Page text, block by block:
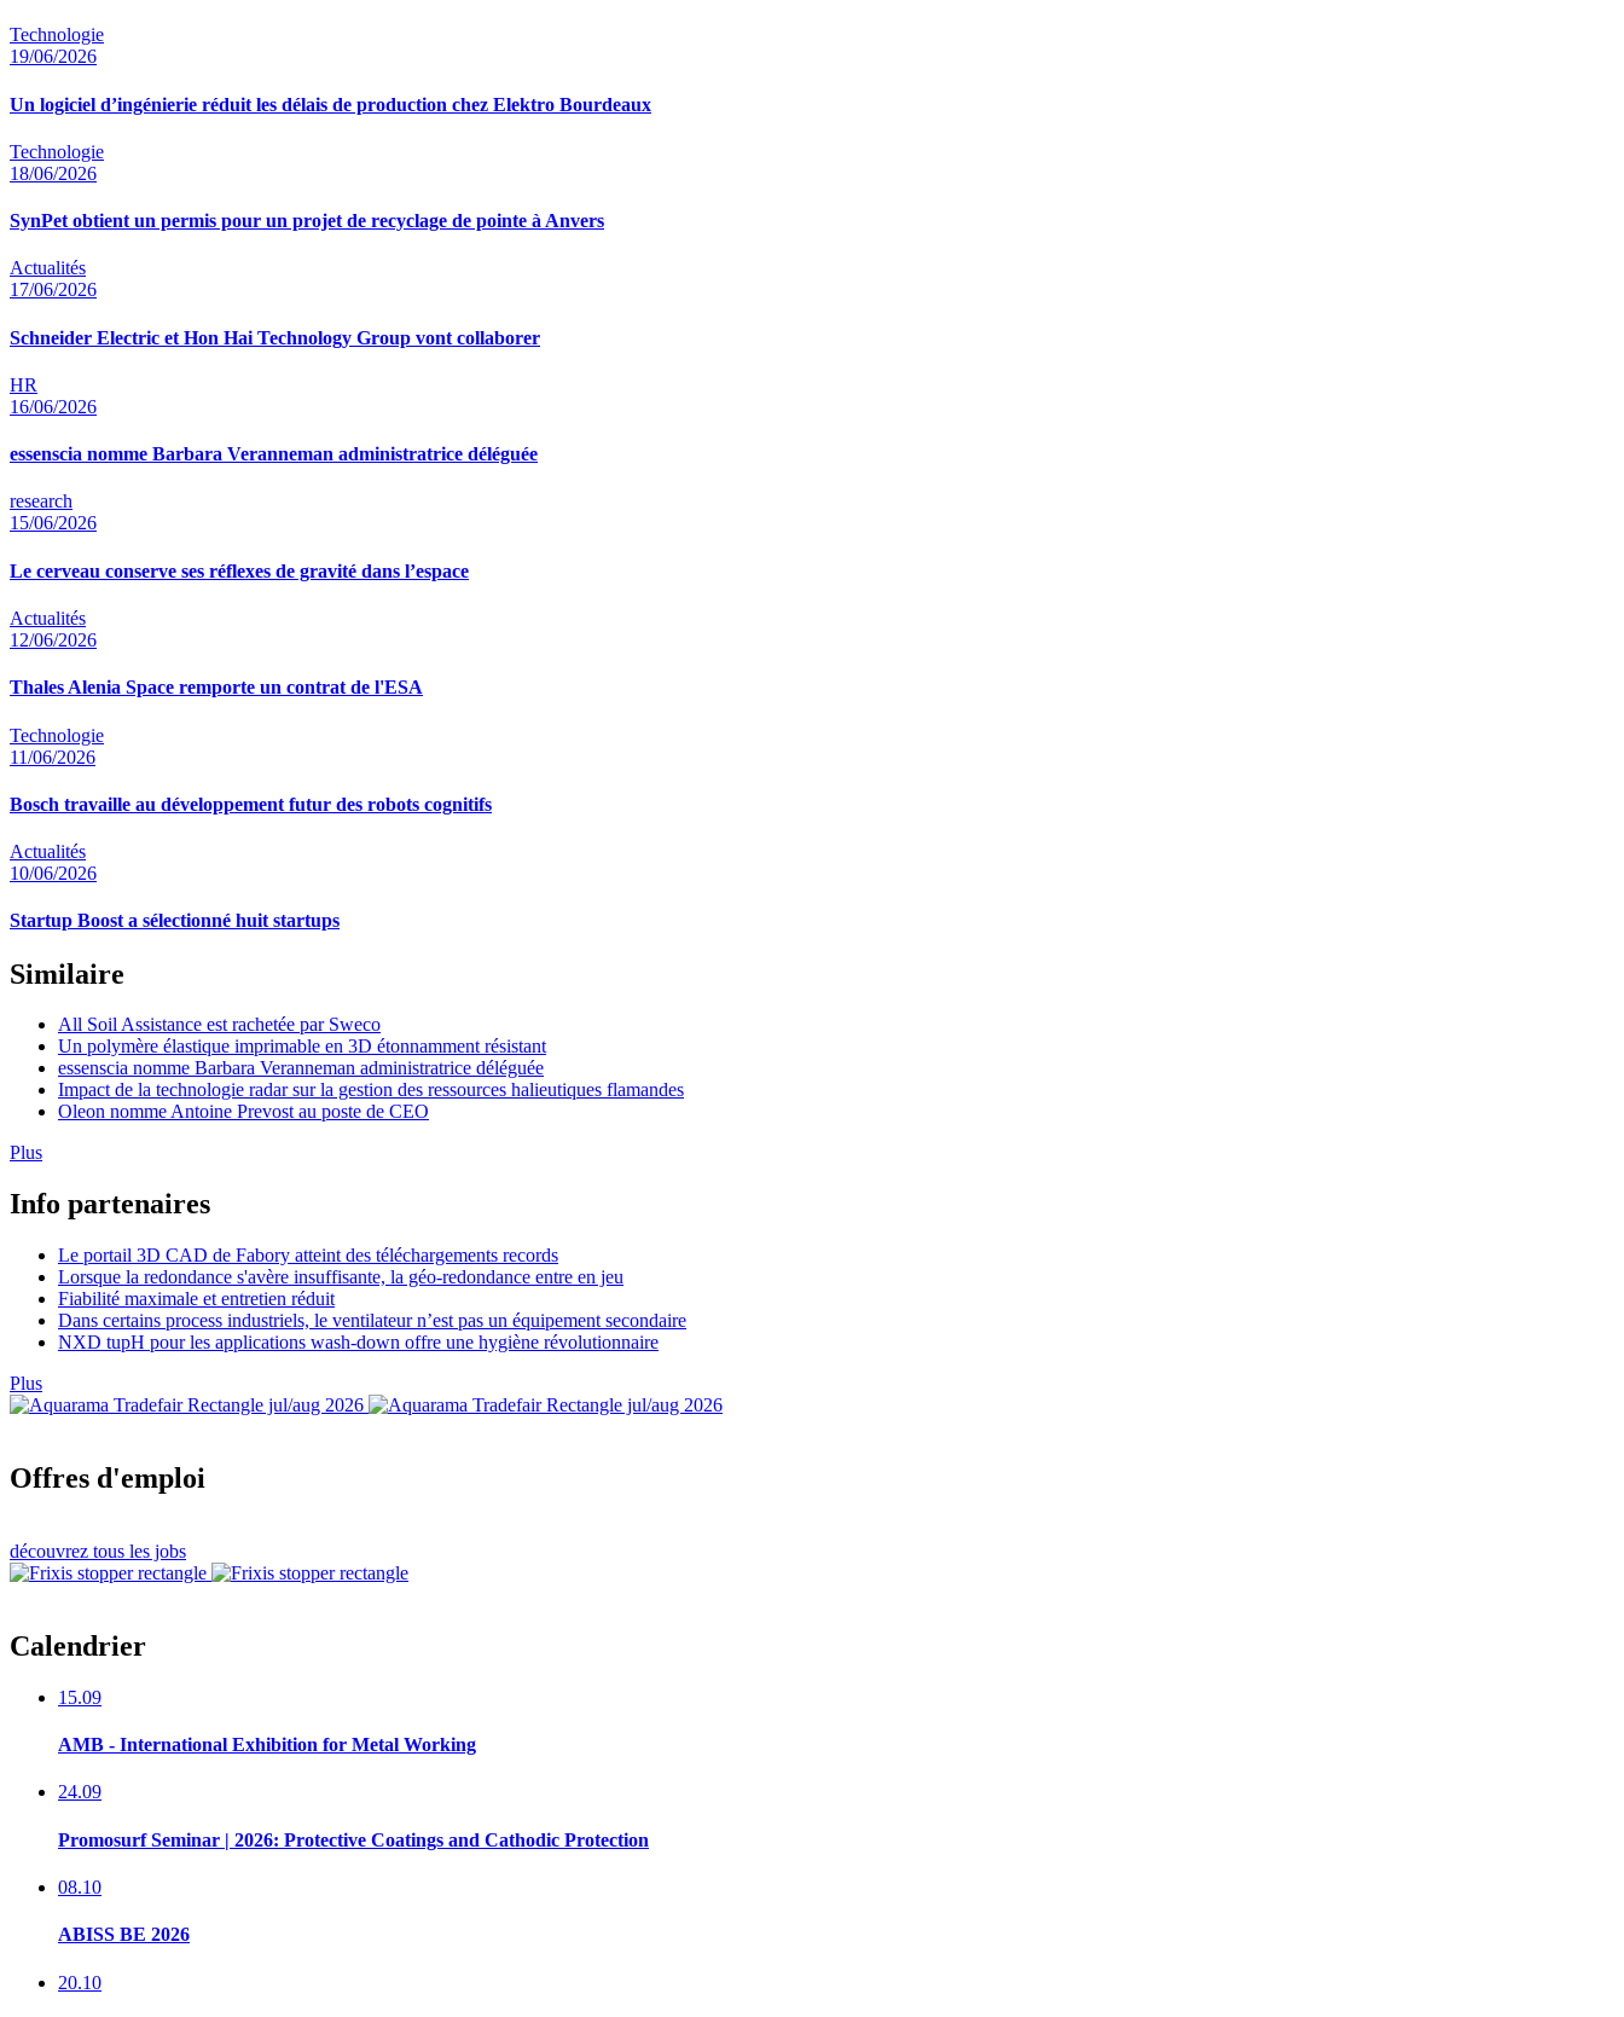
Technologie
19/06/2026
Un logiciel d’ingénierie réduit les délais de production chez Elektro Bourdeaux
Technologie
18/06/2026
SynPet obtient un permis pour un projet de recyclage de pointe à Anvers
Actualités
17/06/2026
Schneider Electric et Hon Hai Technology Group vont collaborer
HR
16/06/2026
essenscia nomme Barbara Veranneman administratrice déléguée
research
15/06/2026
Le cerveau conserve ses réflexes de gravité dans l’espace
Actualités
12/06/2026
Thales Alenia Space remporte un contrat de l'ESA
Technologie
11/06/2026
Bosch travaille au développement futur des robots cognitifs
Actualités
10/06/2026
Startup Boost a sélectionné huit startups
Similaire
All Soil Assistance est rachetée par Sweco
Un polymère élastique imprimable en 3D étonnamment résistant
essenscia nomme Barbara Veranneman administratrice déléguée
Impact de la technologie radar sur la gestion des ressources halieutiques flamandes
Oleon nomme Antoine Prevost au poste de CEO
Plus
Info partenaires
Le portail 3D CAD de Fabory atteint des téléchargements records
Lorsque la redondance s'avère insuffisante, la géo-redondance entre en jeu
Fiabilité maximale et entretien réduit
Dans certains process industriels, le ventilateur n’est pas un équipement secondaire
NXD tupH pour les applications wash-down offre une hygiène révolutionnaire
Plus
Offres d'emploi
découvrez tous les jobs
Calendrier
15.09
AMB - International Exhibition for Metal Working
24.09
Promosurf Seminar | 2026: Protective Coatings and Cathodic Protection
08.10
ABISS BE 2026
20.10